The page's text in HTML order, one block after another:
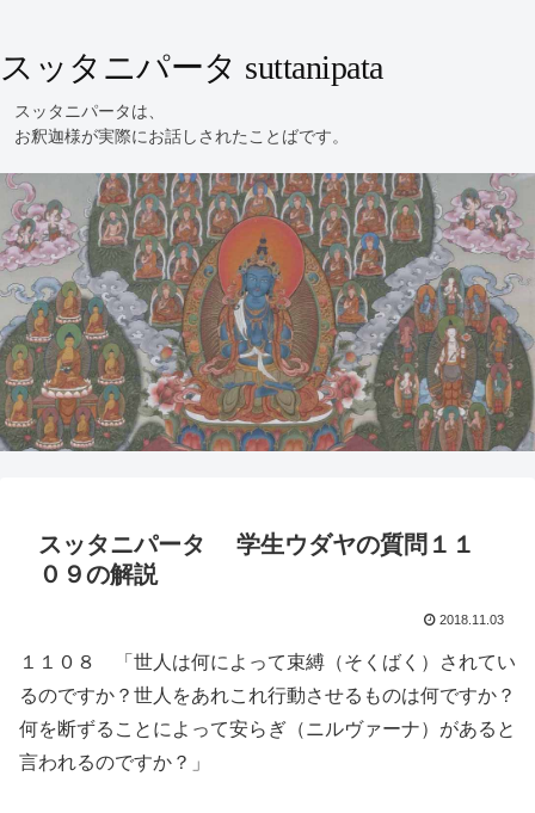
スッタニパータ suttanipata
スッタニパータ 学生ウダヤの質問１１
０９の解説
2018.11.03
１１０８ 「世人は何によって束縛（そくばく）されてい
るのですか？世人をあれこれ行動させるものは何ですか？
何を断ずることによって安らぎ（ニルヴァーナ）があると
言われるのですか？」